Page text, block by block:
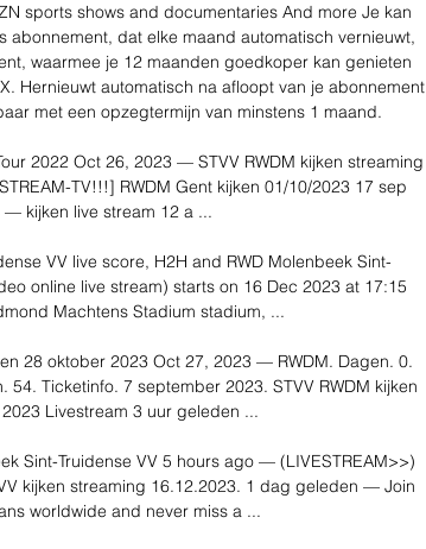
sports shows and documentaries And more Je kan
abonnement, dat elke maand automatisch vernieuwt,
waarmee je 12 maanden goedkoper kan genieten
Hernieuwt automatisch na afloopt van je abonnement
met een opzegtermijn van minstens 1 maand.
2022 Oct 26, 2023 — STVV RWDM kijken streaming
TV!!!] RWDM Gent kijken 01/10/2023 17 sep
— kijken live stream 12 a ...
VV live score, H2H and RWD Molenbeek Sint-
online live stream) starts on 16 Dec 2023 at 17:15
Machtens Stadium stadium, ...
28 oktober 2023 Oct 27, 2023 — RWDM. Dagen. 0.
54. Ticketinfo. 7 september 2023. STVV RWDM kijken
Livestream 3 uur geleden ...
Sint-Truidense VV 5 hours ago — (LIVESTREAM>>)
kijken streaming 16.12.2023. 1 dag geleden — Join
worldwide and never miss a ...